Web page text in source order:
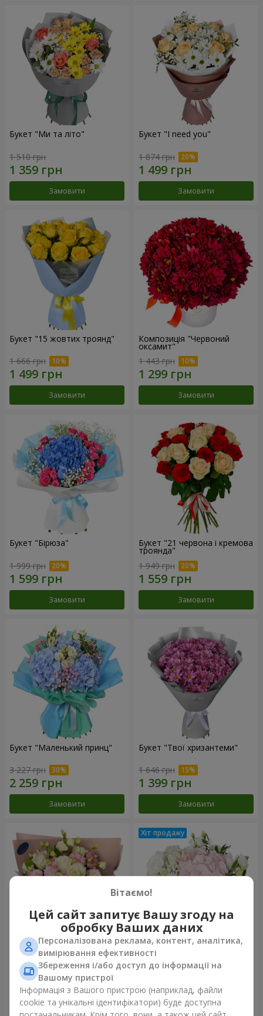
Букет "Ми та літо"
1 510 грн
Замовити
Букет "I need you"
1 874 грн
Замовити
Букет "15 жовтих троянд"
1 666 грн
Замовити
Композиція "Червоний
оксамит"
1 443 грн
Замовити
Букет "Бірюза"
1 999 грн
Замовити
Букет "21 червона і кремова
троянда"
1 949 грн
Замовити
Букет "Маленький принц"
3 227 грн
Замовити
Букет "Твої хризантеми"
1 646 грн
Замовити
Букет "Пана Кота"
2 074 грн
Замовити
Композиція "Ніжний дотик"
Замовити
Вітаємо!
Цей сайт запитує Вашу згоду на
обробку Ваших даних
Персоналізована реклама, контент, аналітика,
вимірювання ефективності
Збереження і/або доступ до інформації на
Вашому пристрої
Інформація з Вашого пристрою (наприклад, файли
cookie та унікальні ідентифікатори) буде доступна